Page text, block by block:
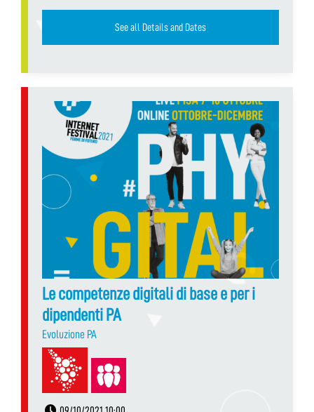
See all Details and Dates
Le competenze digitali di base e per i
dipendenti PA
Evoluzione PA